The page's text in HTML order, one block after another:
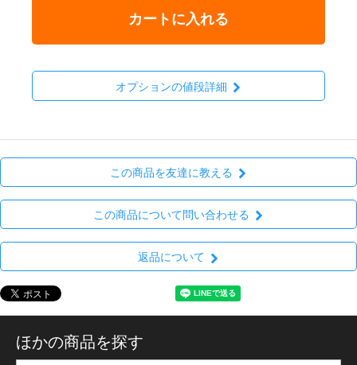
カートに入れる
オプションの値段詳細
この商品を友達に教える
この商品について問い合わせる
返品について
ほかの商品を探す